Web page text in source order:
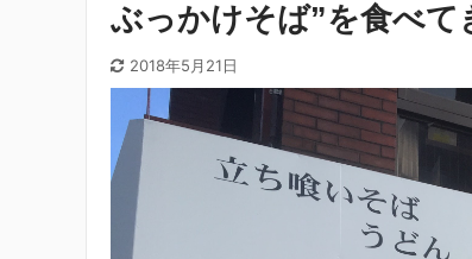
ぶっかけそば”を食べて
2018年5月21日